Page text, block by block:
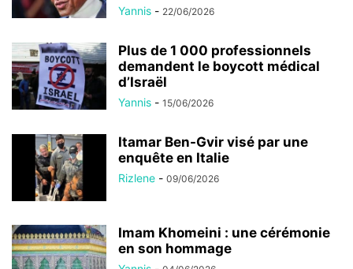
Yannis - 22/06/2026
Plus de 1 000 professionnels
demandent le boycott médical
d’Israël
Yannis - 15/06/2026
Itamar Ben-Gvir visé par une
enquête en Italie
Rizlene - 09/06/2026
Imam Khomeini : une cérémonie
en son hommage